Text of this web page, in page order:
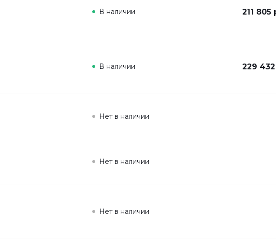
В наличии 211 805
В наличии 229
Нет в наличии
Нет в наличии
Нет в наличии